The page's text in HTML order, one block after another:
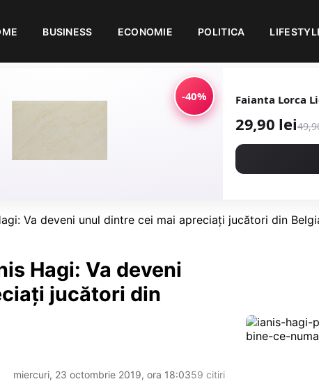
BUSINESS ECONOMIE POLITICA
-40%
29,90 lei
Va deveni unul dintre cei mai apreciaţi jucători din
Hagi: Va deveni
jucători din
miercuri, 23 octombrie 2019, ora 18:0359 citiri